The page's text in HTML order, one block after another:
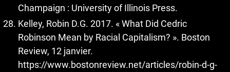
Champaign : University of Illinois Press.
Kelley, Robin D.G. 2017. « What Did Cedric
Robinson Mean by Racial Capitalism? ». Boston
Review, 12 janvier.
https://www.bostonreview.net/articles/robin-d-g-